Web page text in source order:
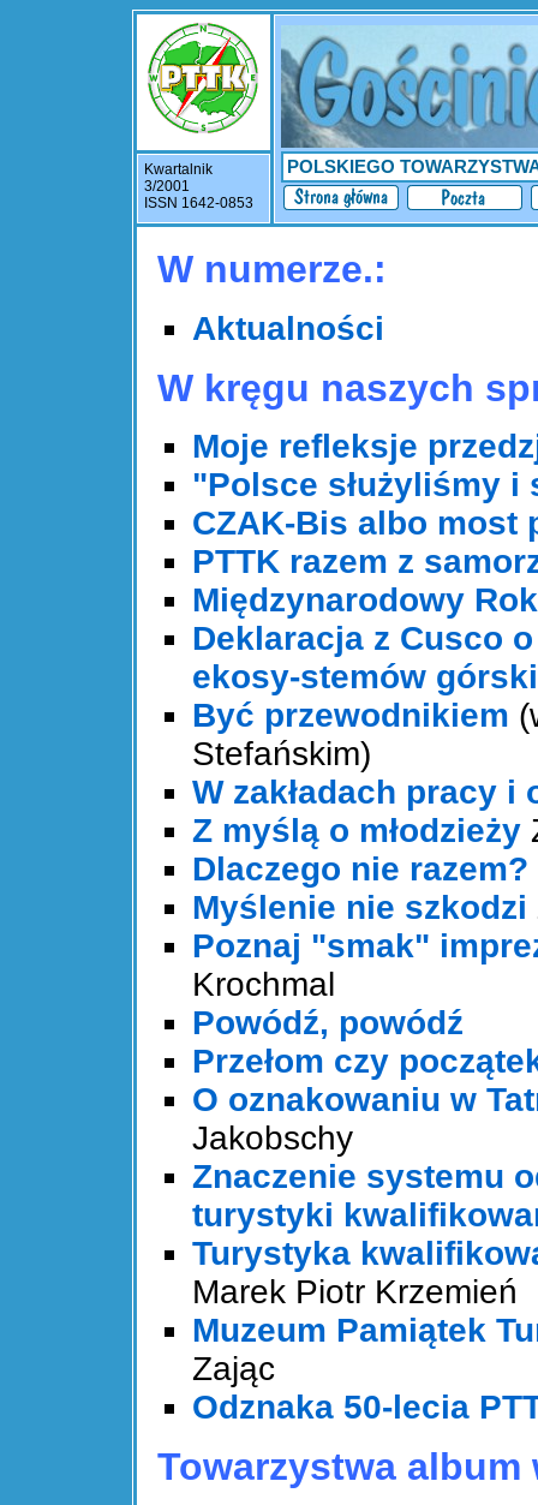
POLSKIEGO
Kwartalnik
3/2001
ISSN 1642-0853
W numerze.:
Aktualności
W kręgu naszych
Moje refleksje
"Polsce służyliśmy i
CZAK-Bis albo most
PTTK razem z
Międzynarodowy
Deklaracja z Cusco
ekosy-stemów
Być przewodnikiem
Stefańskim)
W zakładach pracy i
Z myślą o młodzieży
Dlaczego nie razem?
Myślenie nie szkodzi
Poznaj "smak"
Krochmal
Powódź, powódź
Przełom czy
O oznakowaniu w
Jakobschy
Znaczenie systemu
turystyki
Turystyka
Marek Piotr Krzemień
Muzeum Pamiątek
Zając
Odznaka 50-lecia
Towarzystwa album